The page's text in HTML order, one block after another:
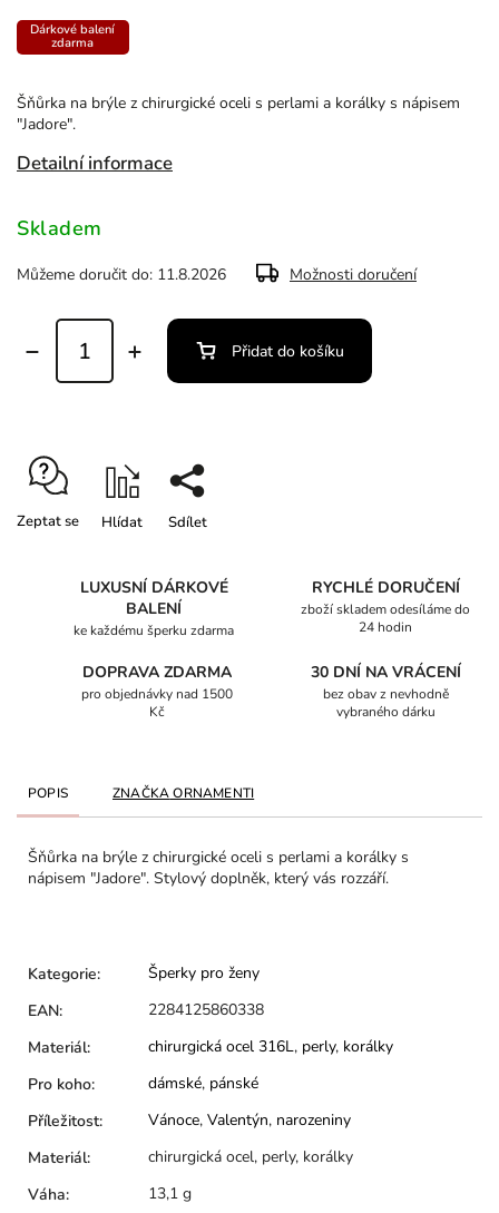
Šňůrka na brýle z chirurgické oceli s perlami a korálky s nápisem
"Jadore".
Detailní informace
Dárkové balení
zdarma
Skladem
Můžeme doručit do: 11.8.2026 Možnosti doručení
Přidat do košíku
Zeptat se Hlídat Sdílet
LUXUSNÍ DÁRKOVÉ
BALENÍ
ke každému šperku zdarma
RYCHLÉ DORUČENÍ
zboží skladem odesíláme do
24 hodin
DOPRAVA ZDARMA
pro objednávky nad 1500
Kč
30 DNÍ NA VRÁCENÍ
bez obav z nevhodně
vybraného dárku
POPIS ZNAČKAORNAMENTI
Šňůrka na brýle z chirurgické oceli s perlami a korálky s
nápisem "Jadore". Stylový doplněk, který vás rozzáří.
Kategorie:
Šperky pro ženy
EAN:
2284125860338
Materiál: chirurgická ocel 316L, perly, korálky
Pro koho: dámské, pánské
Příležitost: Vánoce, Valentýn, narozeniny
Materiál:
chirurgická ocel, perly, korálky
Váha: 13,1 g